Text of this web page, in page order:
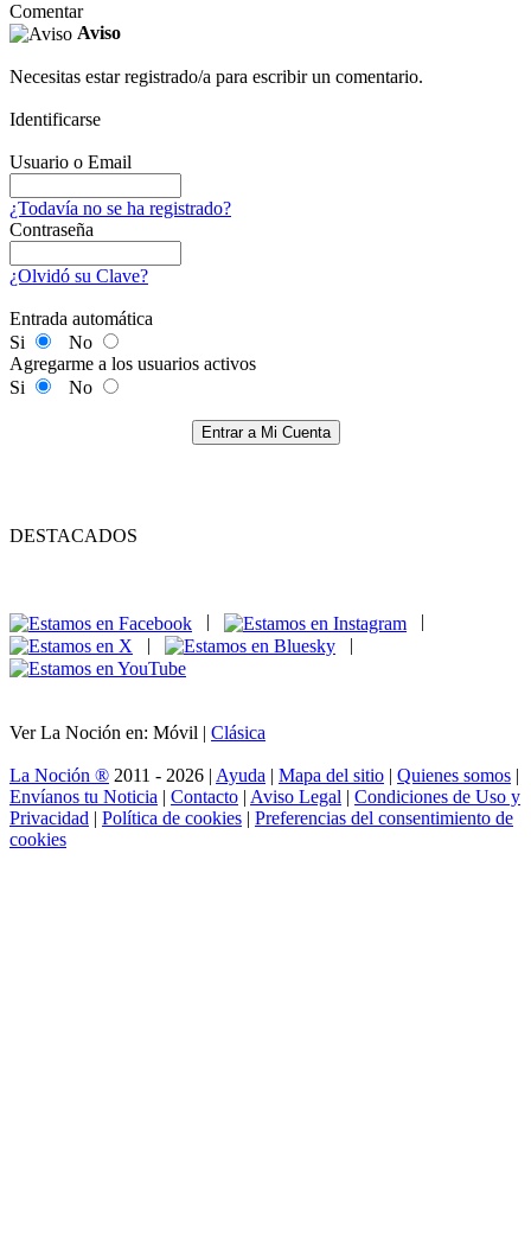
Comentar
Aviso
Necesitas estar registrado/a para escribir un comentario.
Identificarse
Usuario o Email
¿Todavía no se ha registrado?
Contraseña
¿Olvidó su Clave?
Entrada automática
Si
No
Agregarme a los usuarios activos
Si
No
Entrar a Mi Cuenta
DESTACADOS
|
|
Ver La Noción en: Móvil | Clásica
La Noción ® 2011 - 2026 | Ayuda | Mapa del sitio | Quienes somos |
Envíanos tu Noticia | Contacto | Aviso Legal | Condiciones de Uso y
Privacidad | Política de cookies | Preferencias del consentimiento de
cookies